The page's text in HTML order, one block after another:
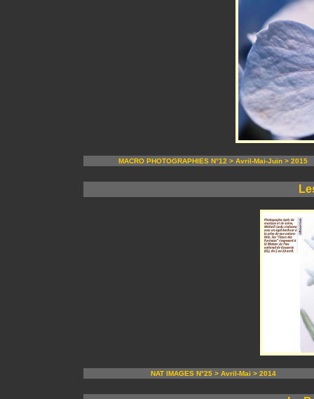
MACRO PHOTOGRAPHIES N°12 > Avril-Mai-Juin > 2015
NAT IMAGES N°25 > Avril-Mai > 2014